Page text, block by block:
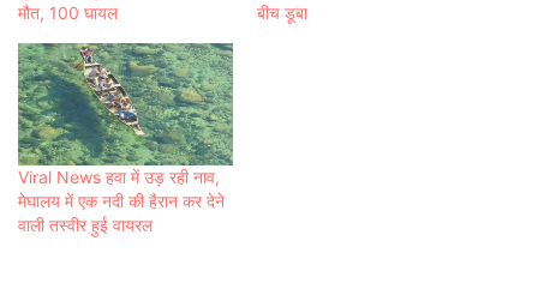
मौत, 100 घायल
बीच डूबा
Viral News हवा में उड़ रही नाव,
मेघालय में एक नदी की हैरान कर देने
वाली तस्वीर हुई वायरल